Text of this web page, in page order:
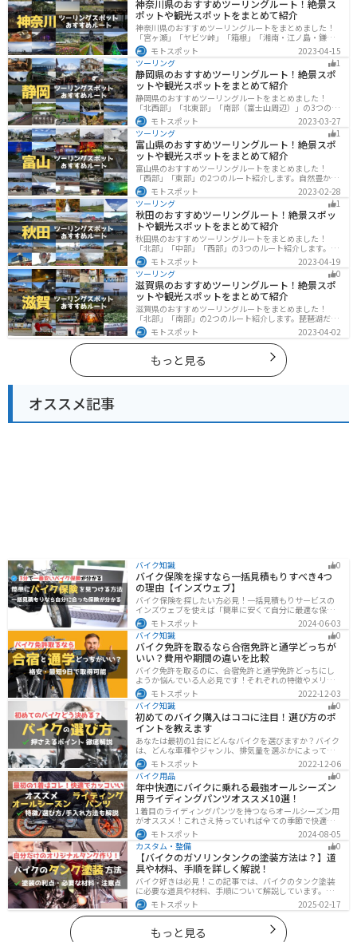
神奈川県のおすすめツーリングルート！絶景ス
ポットや観光スポットをまとめて紹介
神奈川県のおすすめツーリングルートをまとめました！
「宮ヶ瀬」「ヤビツ峠」「箱根」「湘南・江ノ島・鎌
倉」「三浦」「みなとみらい」の6つのルート紹介しま
す。自然豊かなスポット、歴史ある観光名所、都市部で
楽しめるツーリングスポットまで多数あります。バイク
で神奈川県にツーリングに行く際は参考にしてくださ
い。
モトスポット
2023-04-15
ツーリング
1
静岡県のおすすめツーリングルート！絶景スポ
ットや観光スポットをまとめて紹介
静岡県のおすすめツーリングルートをまとめました！
「北西部」「北東部」「南部（富士山周辺）」の3つのル
ート紹介します。富士山を中心に自然豊かな景色や食事
を楽しめるスポットが多数あります。バイクで静岡県に
ツーリングに行く際は参考にしてください。
モトスポット
2023-03-27
ツーリング
1
富山県のおすすめツーリングルート！絶景スポ
ットや観光スポットをまとめて紹介
富山県のおすすめツーリングルートをまとめました！
「西部」「東部」の2つのルート紹介します。自然豊かな
山と海、温泉が充実しており、美術館などもあるので、
自然を満喫するツーリングができます。バイクで富山県
にツーリングに行く際は参考にしてください。
モトスポット
2023-02-28
ツーリング
1
秋田のおすすめツーリングルート！絶景スポッ
トや観光スポットをまとめて紹介
秋田県のおすすめツーリングルートをまとめました！
「北部」「中部」「西部」の3つのルート紹介します。自
然豊かな山々や湖、温泉地が点在し、四季折々の景色を
楽しめるスポットが多数あります。バイクで秋田県にツ
ーリングに行く際は参考にしてください。
モトスポット
2023-04-19
ツーリング
0
滋賀県のおすすめツーリングルート！絶景スポ
ットや観光スポットをまとめて紹介
滋賀県のおすすめツーリングルートをまとめました！
「北部」「南部」の2つのルート紹介します。琵琶湖だけ
でなく、比叡山ドライブウェイなどの山を楽しめるスポ
ットも多数あります。バイクで滋賀県にツーリングに行
く際は参考にしてください。
モトスポット 2023-04-02
もっと見る
オススメ記事
バイク知識 0
バイク保険を探すなら一括見積もりすべき4つ
の理由【インズウェブ】
バイク保険を探したい方必見！一括見積もりサービスの
インズウェブを使えば「簡単に安くて自分に最適な保険
を3分で見つける」ことができます。最大5社のバイク保
険を一気に比べることができるので、探す手間と時間が
省けます。
モトスポット
2024-06-03
バイク知識
0
バイク免許を取るなら合宿免許と通学どっちが
いい？費用や期間の違いを比較
バイク免許を取るのに、合宿免許と通学免許どっちにし
ようか悩んでいる人必見です！それぞれの特徴やメリッ
トデメリットをまとめました。早く安く免許取得したい
なら合宿免許、他人と関わらず取りたいなら通学免許が
オススメです。自分に合った免許取得方法を選んでくだ
さいね。
モトスポット
2022-12-03
バイク知識
0
初めてのバイク購入はココに注目！選び方のポ
イントを教えます
あなたは最初の1台にどんなバイクを選びますか？バイク
は、どんな車種やジャンル、排気量を選ぶかによって今
後の楽しみ方が大きく変わるものなので、初めての愛車
選びはとても重要です。この記事ではそんなバイク選び
のオススメポイントをお伝えします。
モトスポット
2022-12-06
バイク用品
0
年中快適にバイクに乗れる最強オールシーズン
用ライディングパンツオススメ10選！
1着目のライディングパンツを持つならオールシーズン用
がオススメ！これさえ持っていれば全ての季節で快適に
ツーリングできます。快適性だけでなく、機能性やデザ
インに優れたものも多くあるので、安全にカッコよくバ
イクに乗りたい人は是非持っておきましょう。
モトスポット
2024-08-05
カスタム・整備
0
【バイクのガソリンタンクの塗装方法は？】道
具や材料、手順を詳しく解説！
バイク好きは必見！この記事では、バイクのタンク塗装
に必要な道具や材料、手順について解説しています。実
はバイクのタンクを塗装すると、傷や錆を修復でき、タ
ンクの長持ちにつながります。この記事を読めば、自分
でバイクのタンクを塗装する方法がわかるでしょう。
モトスポット 2025-02-17
もっと見る